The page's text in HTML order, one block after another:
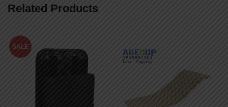
Related Products
SALE